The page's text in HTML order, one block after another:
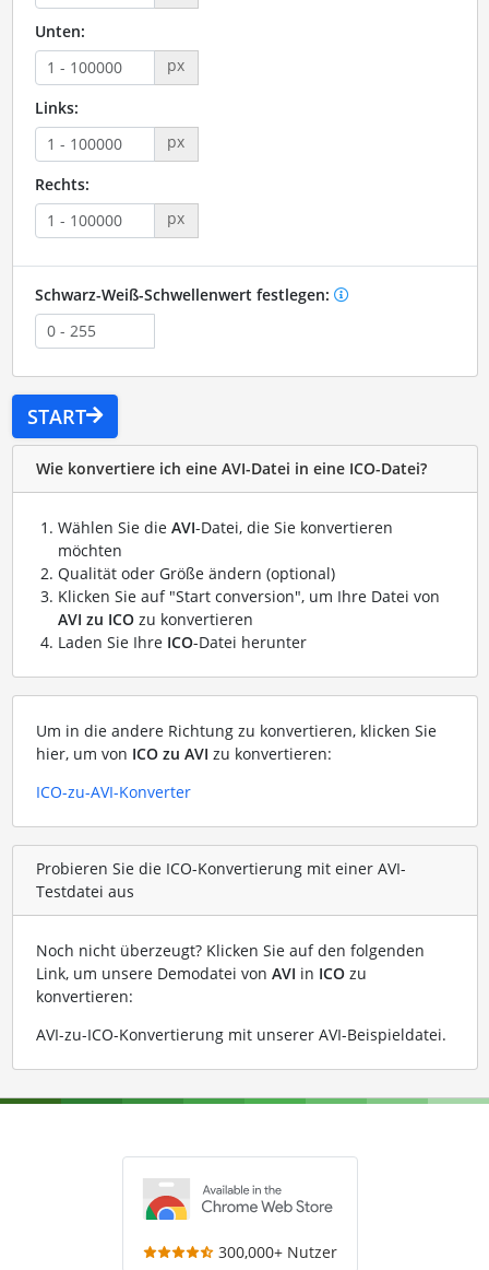
Unten:
px
Links:
px
Rechts:
px
Schwarz-Weiß-Schwellenwert festlegen:
START
Wie konvertiere ich eine AVI-Datei in eine ICO-Datei?
Wählen Sie die AVI-Datei, die Sie konvertieren
möchten
Qualität oder Größe ändern (optional)
Klicken Sie auf "Start conversion", um Ihre Datei von
AVI zu ICOzu konvertieren
Laden Sie Ihre ICO-Datei herunter
Um in die andere Richtung zu konvertieren, klicken Sie
hier, um von ICO zu AVI zu konvertieren:
ICO-zu-AVI-Konverter
Probieren Sie die ICO-Konvertierung mit einer AVI-
Testdatei aus
Noch nicht überzeugt? Klicken Sie auf den folgenden
Link, um unsere Demodatei von AVI in ICOzu
konvertieren:
AVI-zu-ICO-Konvertierung mit unserer AVI-Beispieldatei.
300,000+ Nutzer